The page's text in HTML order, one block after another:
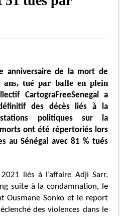
anniversaire de la mort de
ans, tué par balle en plein
CartograFreeSenegal a
des décès liés à la
politiques sur la
ont été répertoriés lors
au Sénégal avec 81 % tués
liés à l’affaire Adji Sarr,
suite à la condamnation, le
Ousmane Sonko et le report
des violences dans le